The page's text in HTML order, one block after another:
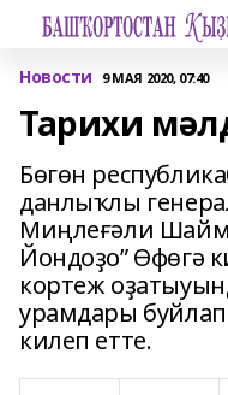
Новости 9 МАЯ 2020, 07:40
Тарихи
Бөгөн
данлыҡлы
Миңлеғәли
Йондоҙо” Өфөгә
кортеж
урамдары
килеп етте.